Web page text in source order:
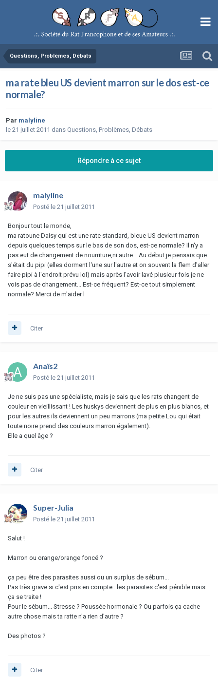
Questions, Problèmes, Débats
ma rate bleu US devient marron sur le dos est-ce
normale?
Par malyline
le 21 juillet 2011 dans Questions, Problèmes, Débats
Répondre à ce sujet
malyline
Posté le 21 juillet 2011
Bonjour tout le monde,
ma ratoune Daisy qui est une rate standard, bleue US devient marron
depuis quelques temps sur le bas de son dos, est-ce normale? Il n'y a
pas eut de changement de nourriture,ni autre... Au début je pensais que
s'était du pipi (elles dorment l'une sur l'autre et on souvent la flem d'aller
faire pipi à l'endroit prévu lol) mais après l'avoir lavé plusieur fois je ne
vois pas de changement... Est-ce fréquent? Est-ce tout simplement
normale? Merci de m'aider l
Citer
Anaïs2
Posté le 21 juillet 2011
Je ne suis pas une spécialiste, mais je sais que les rats changent de
couleur en vieillissant ! Les huskys deviennent de plus en plus blancs, et
pour les autres ils deviennent un peu marrons (ma petite Lou qui était
toute noire prend des couleurs marron également).
Elle a quel âge ?
Citer
Super-Julia
Posté le 21 juillet 2011
Salut !
Marron ou orange/orange foncé ?
ça peu être des parasites aussi ou un surplus de sébum...
Pas très grave si c'est pris en compte : les parasites c'est pénible mais
ça se traite !
Pour le sébum... Stresse ? Poussée hormonale ? Ou parfois ça cache
autre chose mais ta ratte n'a rien d'autre ?
Des photos ?
Citer